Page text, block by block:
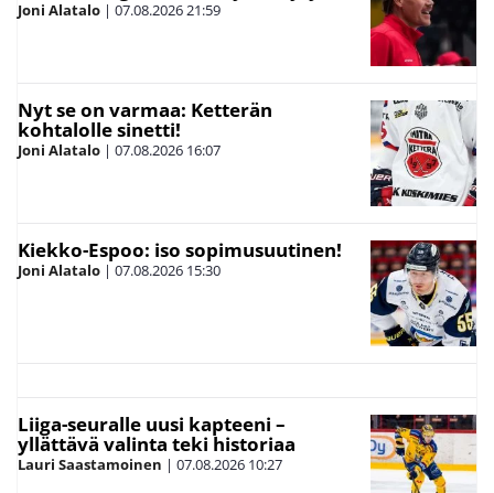
Joni Alatalo | 07.08.202621:59
Nyt se on varmaa: Ketterän
kohtalolle sinetti!
Joni Alatalo | 07.08.2026 16:07
Kiekko-Espoo: iso sopimusuutinen!
Joni Alatalo | 07.08.2026 15:30
Liiga-seuralle uusi kapteeni –
yllättävä valinta teki historiaa
Lauri Saastamoinen | 07.08.2026 10:27